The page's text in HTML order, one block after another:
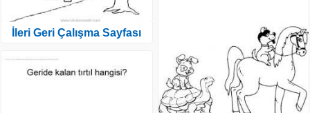
İleri Geri Çalışma Sayfası